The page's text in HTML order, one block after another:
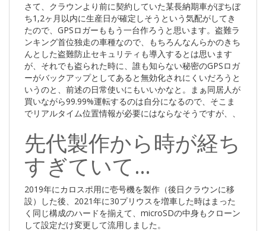
さて、クラウンより前に契約していた某長納期車がぼちぼ
ち1,2ヶ月以内に生産日が確定しそうという気配がしてき
たので、GPSロガーももう一台作ろうと思います。盗難ラ
ンキング首位独走の車種なので、もちろんなんらかのきち
んとした盗難防止セキュリティも導入するとは思います
が、それでも盗られた時に、誰も知らない秘密のGPSロガ
ーがバックアップとしてあると無効化されにくいだろうと
いうのと、前述の日常使いにもいいかなと。まぁ同居人が
買いながら99.99%運転するのは自分になるので、そこま
でリアルタイム位置情報が必要にはならなそうですが、、
先代製作から時が経ち
すぎていて…
2019年にカロスポ用に壱号機を製作（後日クラウンに移
設）した後、2021年に30プリウスを増車した時はまった
く同じ構成のハードを揃えて、microSDの中身もクローン
して設定だけ変更して流用しました。